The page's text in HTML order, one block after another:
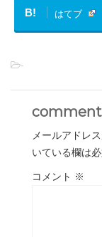
B! はてブ
-
comment
メールアドレ
いている欄は
コメント ※